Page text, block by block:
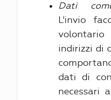
Dati
L'invio
indirizzi di
dati di
necessari